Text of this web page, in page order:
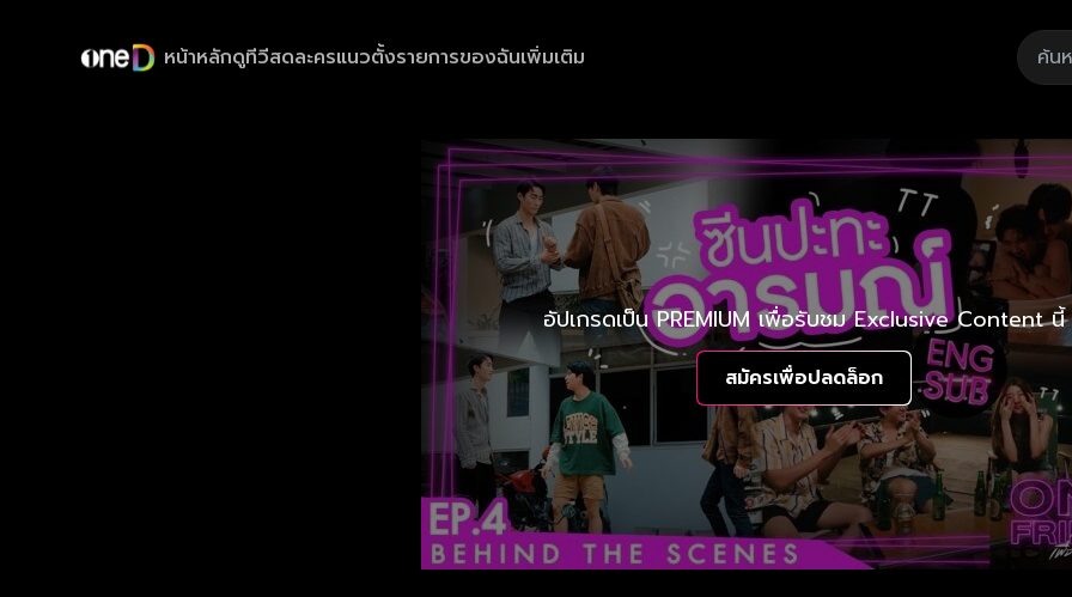
หน้าหลักดูทีวีสดละครแนวตั้งรายการของฉันเพิ่มเติม
อัปเกรดเป็น PREMIUM เพื่อรับชม Exclusive Content นี้
สมัครเพื่อปลดล็อก